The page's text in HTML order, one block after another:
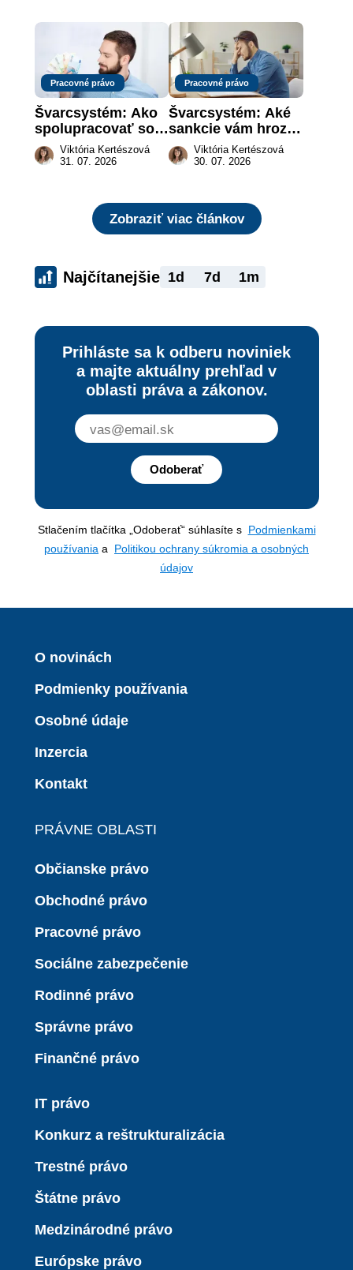
Pracovné právo
Švarcsystém: Ako
spolupracovať so
živnostníkom
legálne a bez
Viktória Kertészová
31. 07. 2026
Pracovné právo
Švarcsystém: Aké
sankcie vám hrozia
a prečo nestačí
zaplatiť pokutu?
Viktória Kertészová
30. 07. 2026
Zobraziť viac článkov
Najčítanejšie 1d 7d 1m
Prihláste sa k odberu noviniek
a majte aktuálny prehľad v
oblasti práva a zákonov.
Odoberať
Stlačením tlačítka „Odoberať“ súhlasíte s Podmienkami
používania a Politikou ochrany súkromia a osobných
údajov
O novinách
Podmienky používania
Osobné údaje
Inzercia
Kontakt
PRÁVNE OBLASTI
Občianske právo
Obchodné právo
Pracovné právo
Sociálne zabezpečenie
Rodinné právo
Správne právo
Finančné právo
IT právo
Konkurz a reštrukturalizácia
Trestné právo
Štátne právo
Medzinárodné právo
Európske právo